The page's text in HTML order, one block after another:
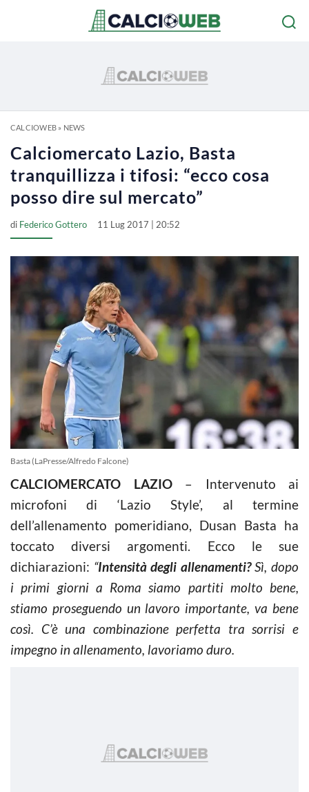
CALCIOWEB» NEWS
Calciomercato Lazio, Basta
tranquillizza i tifosi: “ecco cosa
posso dire sul mercato”
di Federico Gottero 11 Lug 2017 | 20:52
Basta (LaPresse/Alfredo Falcone)
CALCIOMERCATO LAZIO– Intervenuto ai
microfoni di ‘Lazio Style’, al termine
dell’allenamento pomeridiano, Dusan Basta ha
toccato diversi argomenti. Ecco le sue
dichiarazioni: “Intensità degli allenamenti?Sì, dopo
i primi giorni a Roma siamo partiti molto bene,
stiamo proseguendo un lavoro importante, va bene
così. C’è una combinazione perfetta tra sorrisi e
impegno in allenamento, lavoriamo duro.